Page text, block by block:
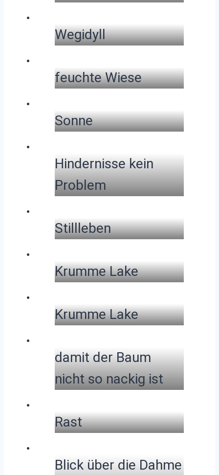
Wegidyll
feuchte Wiese
Sonne
Hindernisse kein
Problem
Stillleben
Krumme Lake
Krumme Lake
damit der Baum
nicht so nackig ist
Rast
Blick über die Dahme